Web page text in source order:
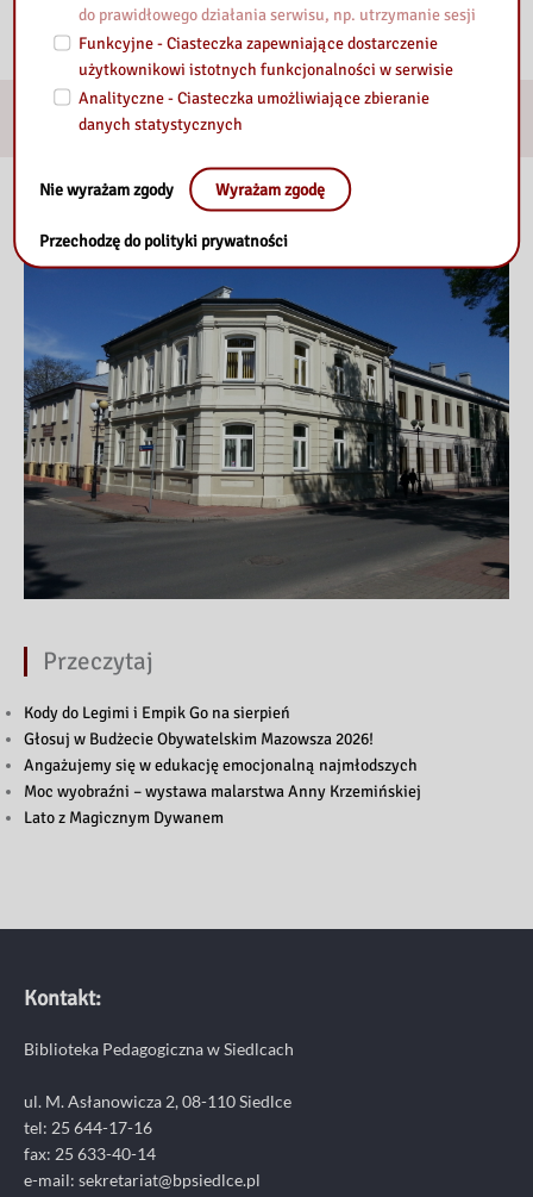
E-usługi
Nasza biblioteka
Przeczytaj
Kody do Legimi i Empik Go na sierpień
Głosuj w Budżecie Obywatelskim Mazowsza 2026!
Angażujemy się w edukację emocjonalną najmłodszych
Moc wyobraźni – wystawa malarstwa Anny Krzemińskiej
Lato z Magicznym Dywanem
Kontakt:
Biblioteka Pedagogiczna w Siedlcach
ul. M. Asłanowicza 2, 08-110 Siedlce
tel: 25 644-17-16
fax: 25 633-40-14
e-mail: sekretariat@bpsiedlce.pl
do prawidłowego działania serwisu, np. utrzymanie sesji
Funkcyjne - Ciasteczka zapewniające dostarczenie
użytkownikowi istotnych funkcjonalności w serwisie
Analityczne - Ciasteczka umożliwiające zbieranie
danych statystycznych
Nie wyrażam zgody Wyrażam zgodę
Przechodzę do polityki prywatności